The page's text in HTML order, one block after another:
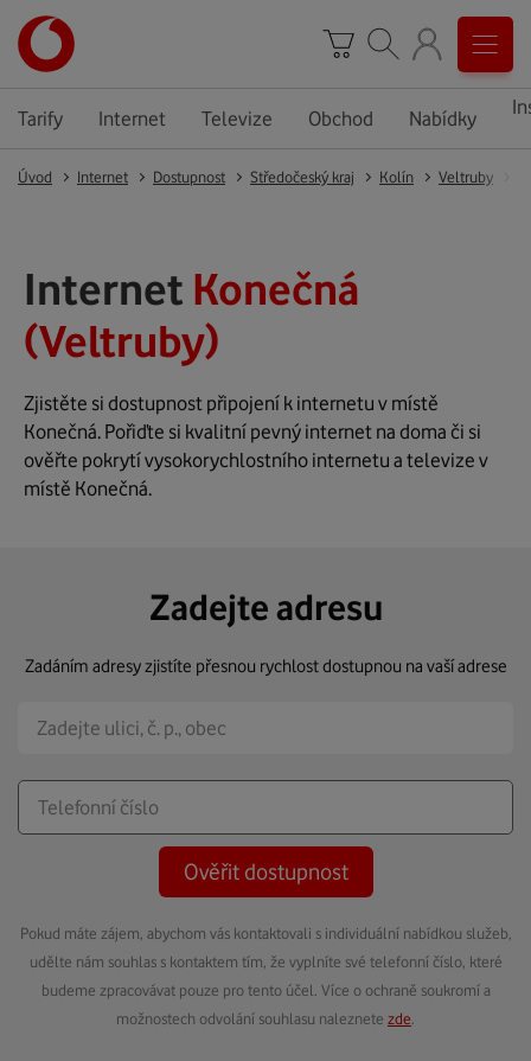
Tarify Internet Televize Obchod Nabídky
Úvod Internet Dostupnost Středočeský kraj Kolín Veltruby
Internet Konečná
(Veltruby)
Zjistěte si dostupnost připojení k internetu v místě
Konečná. Pořiďte si kvalitní pevný internet na doma či si
ověřte pokrytí vysokorychlostního internetu a televize v
místě Konečná.
Zadejte adresu
Zadáním adresy zjistíte přesnou rychlost dostupnou na vaší adrese
Ověřit dostupnost
Pokud máte zájem, abychom vás kontaktovali s individuální nabídkou služeb,
udělte nám souhlas s kontaktem tím, že vyplníte své telefonní číslo, které
budeme zpracovávat pouze pro tento účel. Více o ochraně soukromí a
možnostech odvolání souhlasu naleznete zde